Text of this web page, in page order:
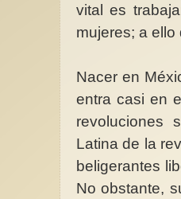
vital es
mujeres; a
Nacer en
entra casi en
revoluciones
Latina de la
beligerantes
No obstante,